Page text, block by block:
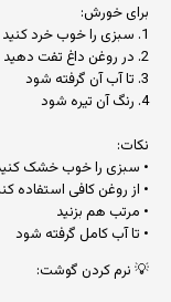
برای خورش:
1. سبزی را خوب خرد کنید
2. در روغن داغ تفت دهید
3. تا آب آن گرفته شود
4. رنگ آن تیره شود
نکات:
• سبزی را خوب خشک
• از روغن کافی استفاده
• مرتب هم بزنید
• تا آب کامل گرفته شود
💡 نرم کردن گوشت: